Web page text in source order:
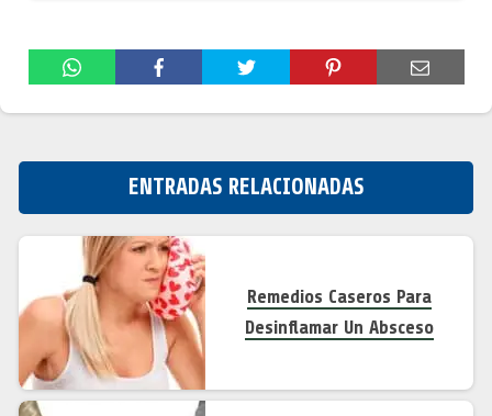
ENTRADAS RELACIONADAS
Remedios Caseros Para
Desinflamar Un Absceso